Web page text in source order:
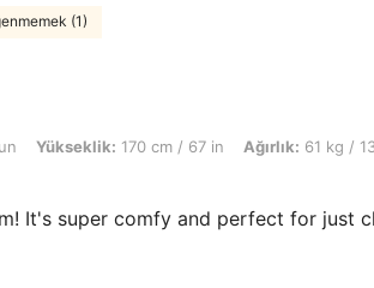
(1)
170 cm / 67 in, Ağırlık: 61 kg / 134 lbs, Vücut
Yükseklik: 170 cm / 67 in Ağırlık: 61 kg /
It's super comfy and perfect for just